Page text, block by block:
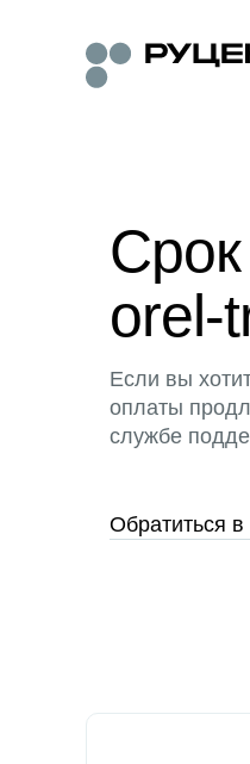
orel-
Если вы
оплаты
службе
Обратиться